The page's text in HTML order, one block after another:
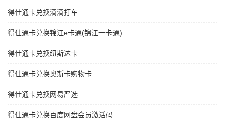
得仕通卡兑换滴滴打车
得仕通卡兑换锦江e卡通(锦江一卡通)
得仕通卡兑换纽斯达卡
得仕通卡兑换奥斯卡购物卡
得仕通卡兑换网易严选
得仕通卡兑换百度网盘会员激活码